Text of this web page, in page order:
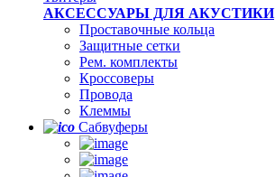
АКСЕССУАРЫ ДЛЯ АКУСТИКИ
Проставочные кольца
Защитные сетки
Рем. комплекты
Кроссоверы
Провода
Клеммы
Сабвуферы